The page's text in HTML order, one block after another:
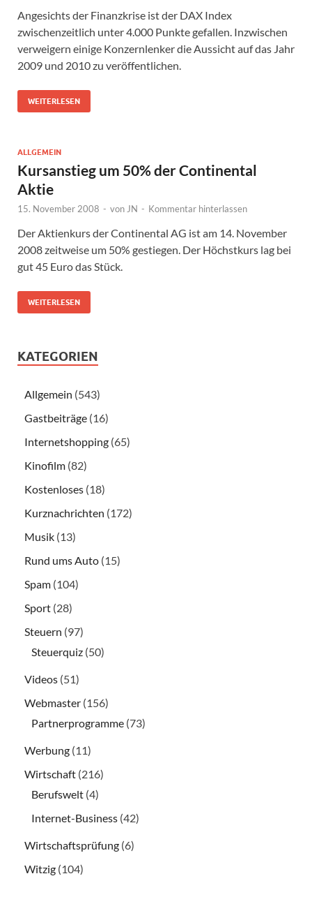
Angesichts der Finanzkrise ist der DAX Index
zwischenzeitlich unter 4.000 Punkte gefallen. Inzwischen
verweigern einige Konzernlenker die Aussicht auf das Jahr
2009 und 2010 zu veröffentlichen.
WEITERLESEN
ALLGEMEIN
Kursanstieg um 50% der Continental
Aktie
15. November 2008 - von JN - Kommentar hinterlassen
Der Aktienkurs der Continental AG ist am 14. November
2008 zeitweise um 50% gestiegen. Der Höchstkurs lag bei
gut 45 Euro das Stück.
WEITERLESEN
KATEGORIEN
Allgemein (543)
Gastbeiträge (16)
Internetshopping (65)
Kinofilm (82)
Kostenloses (18)
Kurznachrichten (172)
Musik (13)
Rund ums Auto (15)
Spam (104)
Sport (28)
Steuern (97)
Steuerquiz (50)
Videos (51)
Webmaster (156)
Partnerprogramme (73)
Werbung (11)
Wirtschaft (216)
Berufswelt (4)
Internet-Business (42)
Wirtschaftsprüfung (6)
Witzig (104)